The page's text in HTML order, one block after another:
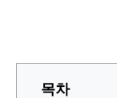
목차